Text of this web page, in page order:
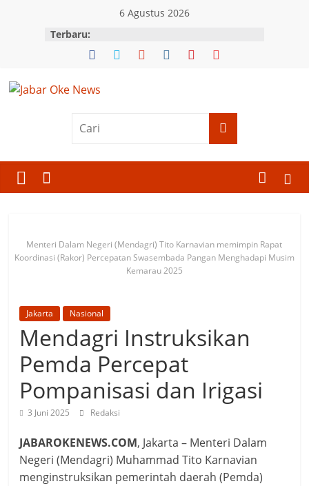
6 Agustus 2026
Terbaru:
News
Jawa
Barat
Menteri Dalam Negeri (Mendagri) Tito Karnavian memimpin Rapat
Koordinasi (Rakor) Percepatan Swasembada Pangan Menghadapi Musim
Kemarau 2025
Jakarta Nasional
Mendagri Instruksikan
Pemda Percepat
Pompanisasi dan Irigasi
3 Juni 2025 Redaksi
JABAROKENEWS.COM, Jakarta – Menteri Dalam
Negeri (Mendagri) Muhammad Tito Karnavian
menginstruksikan pemerintah daerah (Pemda)